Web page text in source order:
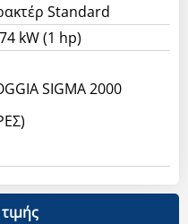
Standard
kW (1 hp)
SIGMA 2000